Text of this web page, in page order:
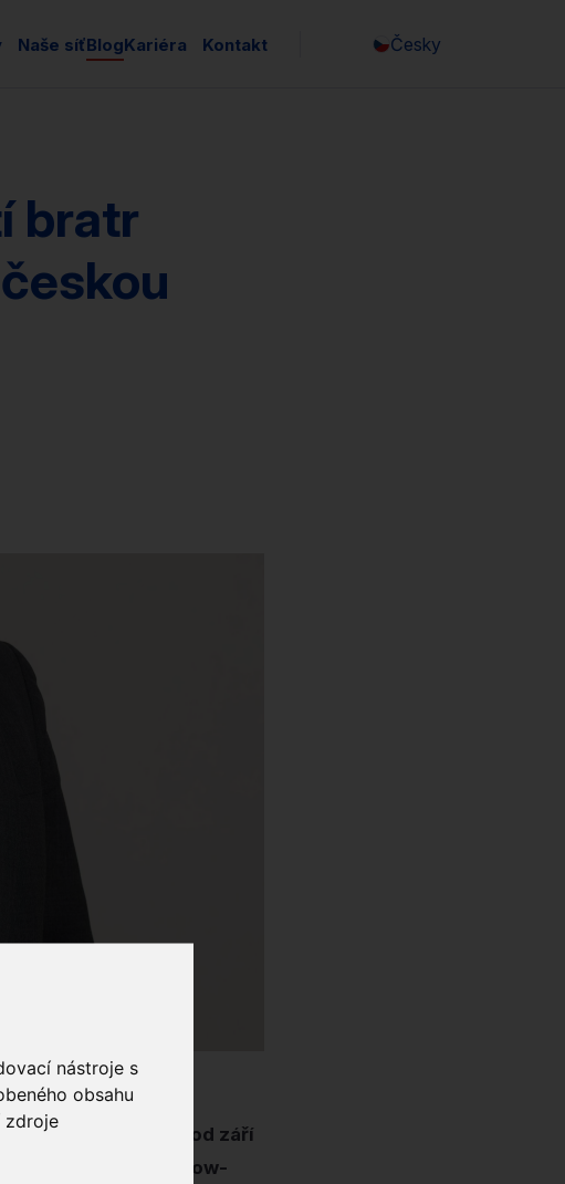
nástroje s
obsahu
zdroje
Naše síťBlogKariéra Kontakt Česky
bratr
Osamu bude od září
českou kulturu i know-